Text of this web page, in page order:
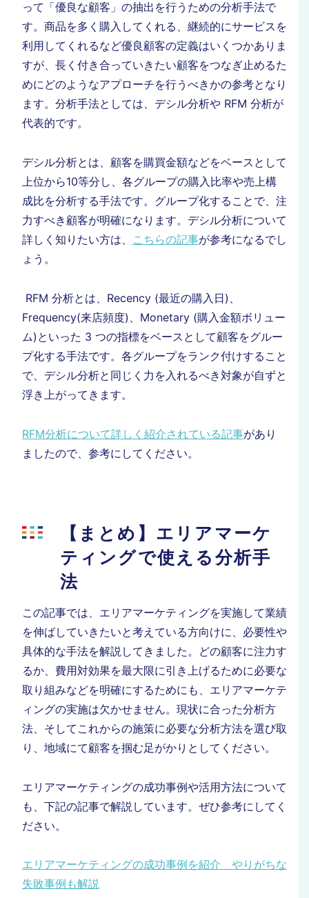
って「優良な顧客」の抽出を行うための分析手法で
す。商品を多く購入してくれる、継続的にサービスを
利用してくれるなど優良顧客の定義はいくつかありま
すが、長く付き合っていきたい顧客をつなぎ止めるた
めにどのようなアプローチを行うべきかの参考となり
ます。分析手法としては、デシル分析や RFM 分析が
代表的です。
デシル分析とは、顧客を購買金額などをベースとして
上位から10等分し、各グループの購入比率や売上構
成比を分析する手法です。グループ化することで、注
力すべき顧客が明確になります。デシル分析について
詳しく知りたい方は、
こちらの記事が参考になるでし
ょう。
RFM 分析とは、Recency (最近の購入日)、
Frequency(来店頻度)、Monetary (購入金額ボリュー
ム)といった 3 つの指標をベースとして顧客をグルー
プ化する手法です。各グループをランク付けすること
で、デシル分析と同じく力を入れるべき対象が自ずと
浮き上がってきます。
RFM分析について詳しく紹介されている記事があり
ましたので、参考にしてください。
【まとめ】エリアマーケ
ティングで使える分析手
法
この記事では、エリアマーケティングを実施して業績
を伸ばしていきたいと考えている方向けに、必要性や
具体的な手法を解説してきました。どの顧客に注力す
るか、費用対効果を最大限に引き上げるために必要な
取り組みなどを明確にするためにも、エリアマーケテ
ィングの実施は欠かせません。 現状に合った分析方
法、そしてこれからの施策に必要な分析方法を選び取
り、地域にて顧客を掴む足がかりとしてください。
エリアマーケティングの成功事例や活用方法について
も、下記の記事で解説しています。ぜひ参考にしてく
ださい。
エリアマーケティングの成功事例を紹介 やりがちな
失敗事例も解説